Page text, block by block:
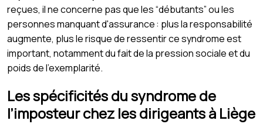
reçues, il ne concerne pas que les “débutants” ou les
personnes manquant d'assurance : plus la responsabilité
augmente, plus le risque de ressentir ce syndrome est
important, notamment du fait de la pression sociale et du
poids de l’exemplarité.
Les spécificités du syndrome de
l’imposteur chez les dirigeants à Liège